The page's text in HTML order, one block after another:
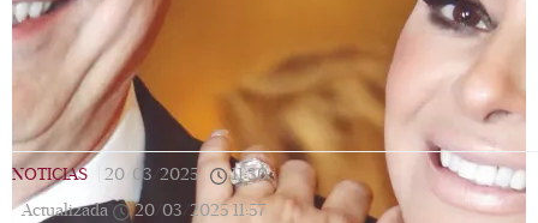
NOTICIAS 20/03/2025 11:30 |
Actualizada
20/03/2025 11:57